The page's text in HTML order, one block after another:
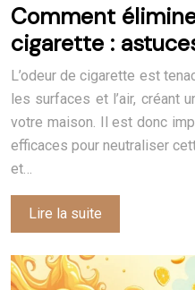
Comment
cigarette :
L’odeur de cigarette est
les surfaces et l’air, créant
votre maison. Il est donc
efficaces pour neutraliser
et…
Lire la suite